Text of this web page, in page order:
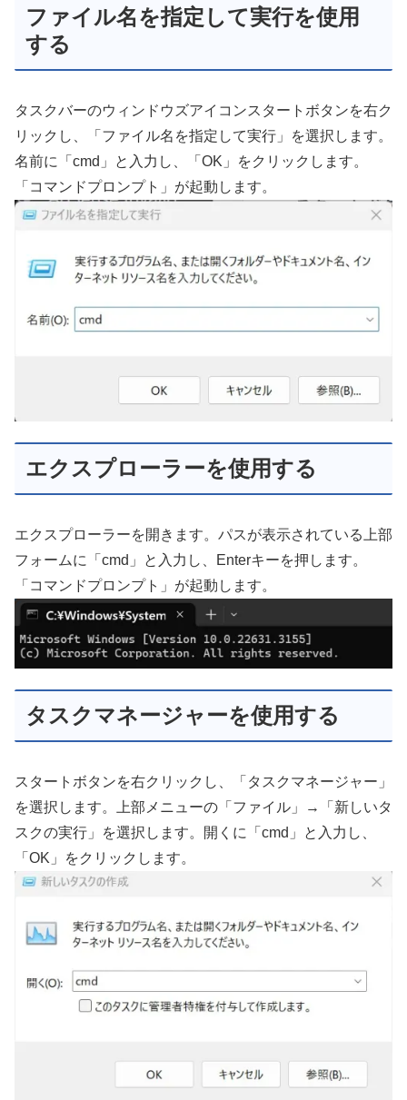
ファイル名を指定して実行を使用
する
タスクバーのウィンドウズアイコンスタートボタンを右ク
リックし、「ファイル名を指定して実行」を選択します。
名前に「cmd」と入力し、「OK」をクリックします。
「コマンドプロンプト」が起動します。
エクスプローラーを使用する
エクスプローラーを開きます。パスが表示されている上部
フォームに「cmd」と入力し、Enterキーを押します。
「コマンドプロンプト」が起動します。
タスクマネージャーを使用する
スタートボタンを右クリックし、「タスクマネージャー」
を選択します。上部メニューの「ファイル」→「新しいタ
スクの実行」を選択します。開くに「cmd」と入力し、
「OK」をクリックします。